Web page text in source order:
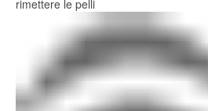
rimettere le pelli